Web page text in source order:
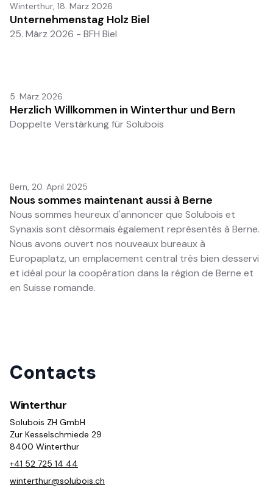
Winterthur, 18. März 2026
Unternehmenstag Holz Biel
25. März 2026 - BFH Biel
5. März 2026
Herzlich Willkommen in Winterthur und Bern
Doppelte Verstärkung für Solubois
Bern, 20. April 2025
Nous sommes maintenant aussi à Berne
Nous sommes heureux d'annoncer que Solubois et
Synaxis sont désormais également représentés à Berne.
Nous avons ouvert nos nouveaux bureaux à
Europaplatz, un emplacement central très bien desservi
et idéal pour la coopération dans la région de Berne et
en Suisse romande.
Contacts
Winterthur
Solubois ZH GmbH
Zur Kesselschmiede 29
8400 Winterthur
+41 52 725 14 44
winterthur@solubois.ch